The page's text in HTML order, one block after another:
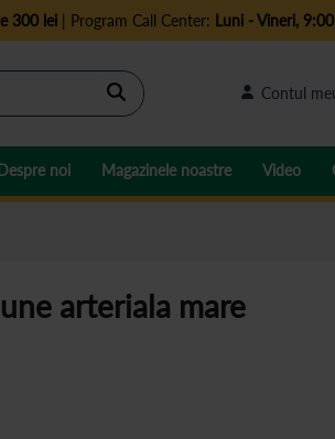
300 lei| Program Call Center: Luni - Vineri,
Cautare Contul
Despre noi Magazinele noastre Video
arteriala mare